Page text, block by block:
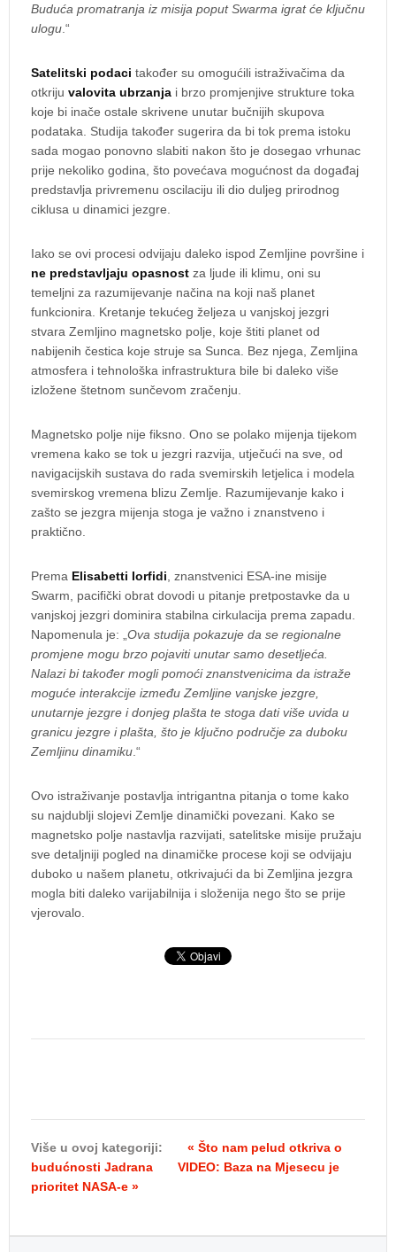
Buduća promatranja iz misija poput Swarma igrat će ključnu
ulogu .“
Satelitski podaci također su omogućili istraživačima da
otkriju valovita ubrzanja i brzo promjenjive strukture toka
koje bi inače ostale skrivene unutar bučnijih skupova
podataka. Studija također sugerira da bi tok prema istoku
sada mogao ponovno slabiti nakon što je dosegao vrhunac
prije nekoliko godina, što povećava mogućnost da događaj
predstavlja privremenu oscilaciju ili dio duljeg prirodnog
ciklusa u dinamici jezgre.
Iako se ovi procesi odvijaju daleko ispod Zemljine površine i
ne predstavljaju opasnost za ljude ili klimu, oni su
temeljni za razumijevanje načina na koji naš planet
funkcionira. Kretanje tekućeg željeza u vanjskoj jezgri
stvara Zemljino magnetsko polje, koje štiti planet od
nabijenih čestica koje struje sa Sunca. Bez njega, Zemljina
atmosfera i tehnološka infrastruktura bile bi daleko više
izložene štetnom sunčevom zračenju.
Magnetsko polje nije fiksno. Ono se polako mijenja tijekom
vremena kako se tok u jezgri razvija, utječući na sve, od
navigacijskih sustava do rada svemirskih letjelica i modela
svemirskog vremena blizu Zemlje. Razumijevanje kako i
zašto se jezgra mijenja stoga je važno i znanstveno i
praktično.
Prema Elisabetti Iorfidi , znanstvenici ESA-ine misije
Swarm, pacifički obrat dovodi u pitanje pretpostavke da u
vanjskoj jezgri dominira stabilna cirkulacija prema zapadu.
Napomenula je: „ Ova studija pokazuje da se regionalne
promjene mogu brzo pojaviti unutar samo desetljeća.
Nalazi bi također mogli pomoći znanstvenicima da istraže
moguće interakcije između Zemljine vanjske jezgre,
unutarnje jezgre i donjeg plašta te stoga dati više uvida u
granicu jezgre i plašta, što je ključno područje za duboku
Zemljinu dinamiku .“
Ovo istraživanje postavlja intrigantna pitanja o tome kako
su najdublji slojevi Zemlje dinamički povezani. Kako se
magnetsko polje nastavlja razvijati, satelitske misije pružaju
sve detaljniji pogled na dinamičke procese koji se odvijaju
duboko u našem planetu, otkrivajući da bi Zemljina jezgra
mogla biti daleko varijabilnija i složenija nego što se prije
vjerovalo.
Više u ovoj kategoriji:
« Što nam pelud otkriva o
budućnosti Jadrana
VIDEO: Baza na Mjesecu je
prioritet NASA-e »